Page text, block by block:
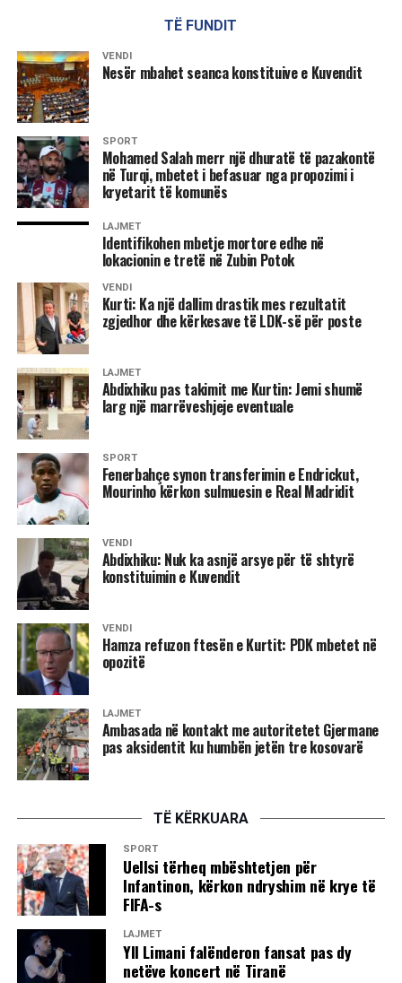
shkon drejt një rruge pa zgjidhje afatgjatë.
“Qëllimi i LDK ka qenë të gjendet zgjidhja, jo të merremi
kush kë po e mund, po e mashtron, po e vonon. Në këtë
pikë me keqardhje them se jemi në rrugë që nuk jep
Lideri i LDK-së bëri me dije se partia e tij ka kërkuar që ta
propozojë emrin për postin e presidentit.
“Është çështja e presidentit. LDK ka kërkuar që presidenti
të propozohet nga LDK, natyrisht që emrat të diskutohen
Oferta e dhjetorit që LDK të merr jo kryetarit e Kuvendit,
por zvkryeministrin dhe disa ministri nuk është e
mjaftueshme, nuk është e dinjitetshme as për të dhënë
tillë, nëse e doni LDK-në në qeverisje atëherë LDK duhet
të jetë e përfaqësuar”, deklaroi Abdixhiku. /Ekonomia
Online/
TË FUNDIT
VENDI
Nesër mbahet seanca konstituive e Kuvendit
SPORT
Mohamed Salah merr një dhuratë të pazakontë
në Turqi, mbetet i befasuar nga propozimi i
kryetarit të komunës
LAJMET
Identifikohen mbetje mortore edhe në
lokacionin e tretë në Zubin Potok
VENDI
Kurti: Ka një dallim drastik mes rezultatit
zgjedhor dhe kërkesave të LDK-së për poste
LAJMET
Abdixhiku pas takimit me Kurtin: Jemi shumë
larg një marrëveshjeje eventuale
SPORT
Fenerbahçe synon transferimin e Endrickut,
Mourinho kërkon sulmuesin e Real Madridit
VENDI
Abdixhiku: Nuk ka asnjë arsye për të shtyrë
konstituimin e Kuvendit
VENDI
Hamza refuzon ftesën e Kurtit: PDK mbetet në
opozitë
LAJMET
Ambasada në kontakt me autoritetet Gjermane
pas aksidentit ku humbën jetën tre kosovarë
TË KËRKUARA
SPORT
Uellsi tërheq mbështetjen për
Infantinon, kërkon ndryshim në krye të
FIFA-s
LAJMET
Yll Limani falënderon fansat pas dy
netëve koncert në Tiranë